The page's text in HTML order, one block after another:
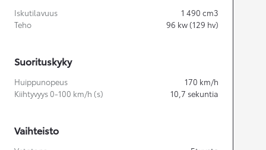
Iskutilavuus 1 490 cm3
Teho
96 kw (129 hv)
Suorituskyky
Huippunopeus 170 km/h
Kiihtyvyys 0-100 km/h (s)
10,7 sekuntia
Vaihteisto